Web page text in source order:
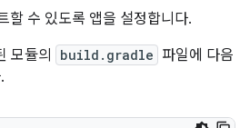
할 수 있도록 앱을 설정합니다.
모듈의
build.gradle 파일에 다음